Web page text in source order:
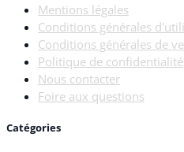
Mentions légales
Conditions générales
Conditions générales de
Politique de confidentialité
Nous contacter
Foire aux questions
Catégories